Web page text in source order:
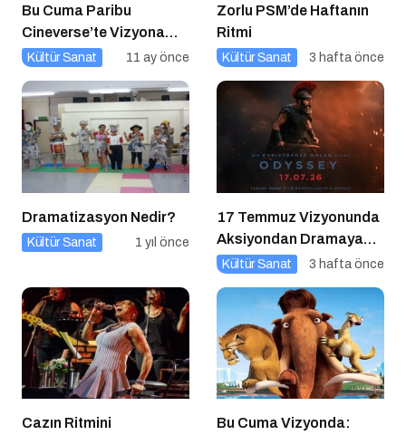
Bu Cuma Paribu
Cineverse’te Vizyona
Girecek Filmler
Kültür Sanat 11 ay önce
Zorlu PSM’de Haftanın
Ritmi
Kültür Sanat 3 hafta önce
Dramatizasyon Nedir?
Kültür Sanat 1 yıl önce
17 Temmuz Vizyonunda
Aksiyondan Dramaya
Bir Yolculuk
Kültür Sanat 3 hafta önce
Cazın Ritmini
Bu Cuma Vizyonda: